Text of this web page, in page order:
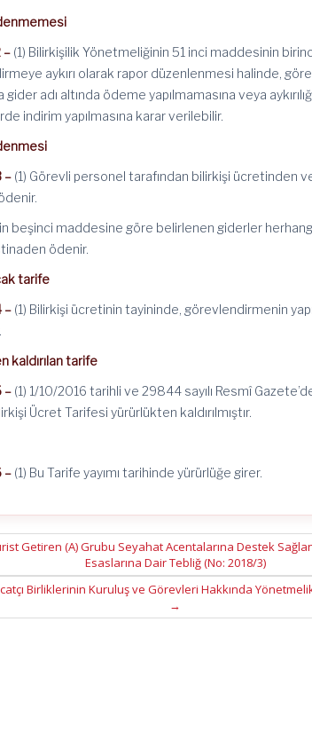
– (1) Bilirkişilik Yönetmeliğinin 51 inci maddesinin birinci
aykırı olarak rapor düzenlenmesi halinde,
adı altında ödeme yapılmamasına veya
indirim yapılmasına karar verilebilir.
– (1) Görevli personel tarafından bilirkişi ücretinden
beşinci maddesine göre belirlenen giderler herhangi
ödenir.
tarife
– (1) Bilirkişi ücretinin tayininde, görevlendirmenin
kaldırılan tarife
– (1) 1/10/2016 tarihli ve 29844 sayılı Resmî
Ücret Tarifesi yürürlükten kaldırılmıştır.
– (1) Bu Tarife yayımı tarihinde yürürlüğe girer.
Getiren (A) Grubu Seyahat Acentalarına Destek
Esaslarına Dair Tebliğ (No: 2018/3)
Birliklerinin Kuruluş ve Görevleri Hakkında
→